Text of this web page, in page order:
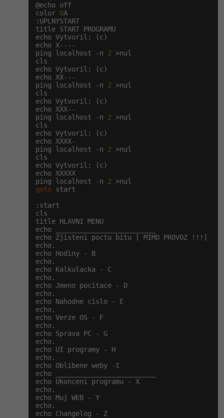
Kryptoměny
Copywriting -30%
MS Office -80%
Google Dokumenty
Time management
Windows
Linux
Sítě
Kybernetická bezpečnost
Elektronický podpis
Fórum
Blender
Inkscape
-80%
Video
Ostatní
Fórum
@echo off
color 0A
:UPLNYSTART
title START PROGRAMU
echo Vytvoril: (c)
echo X----
ping localhost -n 2 >nul
cls
echo Vytvoril: (c)
echo XX---
ping localhost -n 2 >nul
cls
echo Vytvoril: (c)
echo XXX--
ping localhost -n 2 >nul
cls
echo Vytvoril: (c)
echo XXXX-
ping localhost -n 2 >nul
cls
echo Vytvoril: (c)
echo XXXXX
ping localhost -n 2
goto start
:start
cls
title HLAVNI MENU
echo _________________________
echo Zjisteni poctu bitu [ MIMO PROVOZ !!!]
echo.
echo Hodiny - B
echo.
echo Kalkulacka - C
echo.
echo Jmeno pocitace - D
echo.
echo Nahodne cislo - E
echo.
echo Verze OS - F
echo.
echo Sprava PC - G
echo.
echo UI programy - H
echo.
echo Oblibene weby -I
echo _________________________
echo Ukonceni programu - X
echo.
echo Muj WEB - Y
echo.
echo Changelog - Z